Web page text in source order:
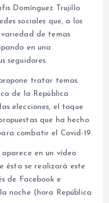
Domínguez Trujillo
sociales que, a los
de temas
en una
seguidores.
tratar temas
de la República
elecciones, el toque
que ha hecho
combatir el Covid-19.
aparece en un vídeo
ésta se realizará este
de Facebook e
noche (hora República